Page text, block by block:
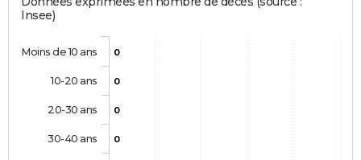
Insee)
0
0
0
0
Moins de 10 ans
10-20 ans
20-30 ans
30-40 ans